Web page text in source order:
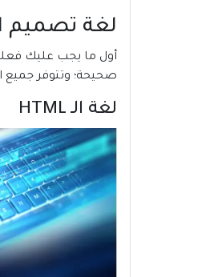
لغة تصميم
أول ما يجب عليك
صحيحة؛ وتتوفر جميع
لغة الـ HTML